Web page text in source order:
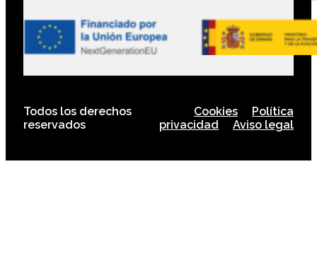
Todos los derechos
reservados
Cookies
Política
privacidad
Aviso legal